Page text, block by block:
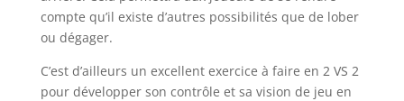
compte qu’il existe d’autres possibilités que de lober
ou dégager.
C’est d’ailleurs un excellent exercice à faire en 2 VS 2
pour développer son contrôle et sa vision de jeu en